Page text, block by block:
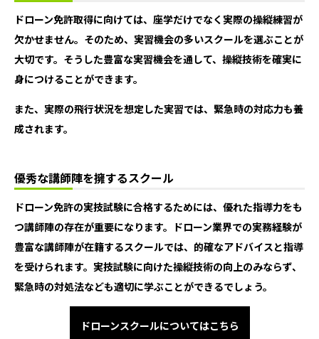
ドローン免許取得に向けては、座学だけでなく実際の操縦練習が
欠かせません。そのため、実習機会の多いスクールを選ぶことが
大切です。そうした豊富な実習機会を通して、操縦技術を確実に
身につけることができます。
また、実際の飛行状況を想定した実習では、緊急時の対応力も養
成されます。
優秀な講師陣を擁するスクール
ドローン免許の実技試験に合格するためには、優れた指導力をも
つ講師陣の存在が重要になります。ドローン業界での実務経験が
豊富な講師陣が在籍するスクールでは、的確なアドバイスと指導
を受けられます。実技試験に向けた操縦技術の向上のみならず、
緊急時の対処法なども適切に学ぶことができるでしょう。
ドローンスクールについてはこちら